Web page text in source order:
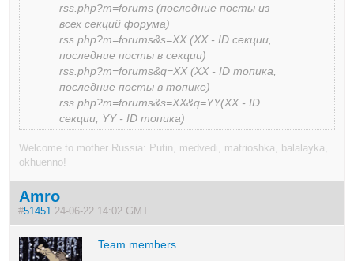
rss.php?m=forums (последние посты из
всех секций форума)
rss.php?m=forums&s=XX (XX - ID секции,
последние посты в секции)
rss.php?m=forums&q=XX (XX - ID топика,
последние посты в топике)
rss.php?m=forums&s=XX&q=YY(XX - ID
секции, YY - ID топика)
Welcome to mother Russia: Putin, medvedi, matrioshka, balalayka,
okhuenno!
Amro
#51451 24-06-22 14:02 GMT
Team members